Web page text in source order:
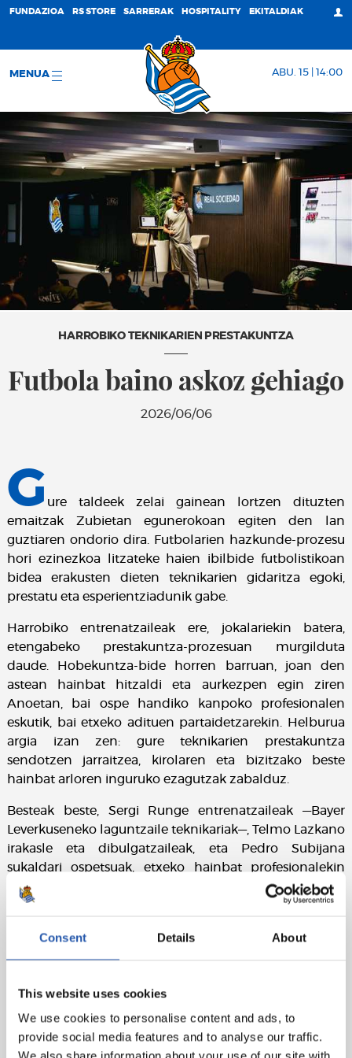
Consent Details About
This website uses cookies
We use cookies to personalise content and ads, to
provide social media features and to analyse our traffic.
FUNDAZIOA RS STORE SARRERAK HOSPITALITY EKITALDIAK
MENUA ABU. 15 | 14:00
HARROBIKO TEKNIKARIEN PRESTAKUNTZA
Futbola baino askoz gehiago
2026/06/06
G ure taldeek zelai gainean lortzen dituzten
emaitzak Zubietan egunerokoan egiten den lan
guztiaren ondorio dira. Futbolarien hazkunde-prozesu
hori ezinezkoa litzateke haien ibilbide futbolistikoan
bidea erakusten dieten teknikarien gidaritza egoki,
prestatu eta esperientziadunik gabe.
Harrobiko entrenatzaileak ere, jokalariekin batera,
etengabeko prestakuntza-prozesuan murgilduta
daude. Hobekuntza-bide horren barruan, joan den
astean hainbat hitzaldi eta aurkezpen egin ziren
Anoetan, bai ospe handiko kanpoko profesionalen
eskutik, bai etxeko adituen partaidetzarekin. Helburua
argia izan zen: gure teknikarien prestakuntza
sendotzen jarraitzea, kirolaren eta bizitzako beste
hainbat arloren inguruko ezagutzak zabalduz.
Besteak beste, Sergi Runge entrenatzaileak —Bayer
Leverkuseneko laguntzaile teknikariak—, Telmo Lazkano
irakasle eta dibulgatzaileak, eta Pedro Subijana
sukaldari ospetsuak, etxeko hainbat profesionalekin
batera, ponentzia didaktiko eta aberasgarriak eskaini
zituzten. Horien bidez, Real Sociedadeko teknikarien